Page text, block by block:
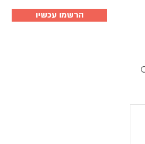
הרשמו עכשיו